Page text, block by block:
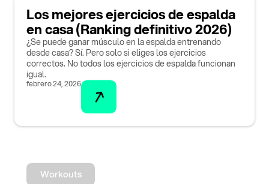
Los mejores ejercicios de espalda
en casa (Ranking definitivo 2026)
¿Se puede ganar músculo en la espalda entrenando
desde casa? Sí. Pero solo si eliges los ejercicios
correctos. No todos los ejercicios de espalda funcionan
igual.
febrero 24, 2026
Workouts